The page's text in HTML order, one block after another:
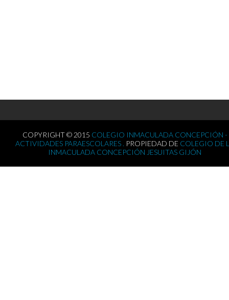
COPYRIGHT © 2015 COLEGIO INMACULADA CONCEPCIÓN -
ACTIVIDADES PARAESCOLARES . PROPIEDAD DE COLEGIO DE
INMACULADA CONCEPCIÓN JESUITAS GIJÓN